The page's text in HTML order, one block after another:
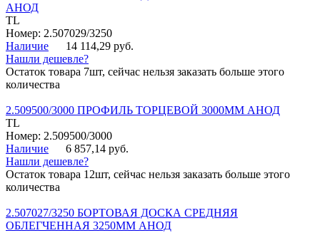
АНОД
TL
Номер: 2.507029/3250
Наличие
14 114,29 руб.
Нашли дешевле?
Остаток товара 7шт, сейчас нельзя заказать больше этого
количества
2.509500/3000 ПРОФИЛЬ ТОРЦЕВОЙ 3000ММ АНОД
TL
Номер: 2.509500/3000
Наличие
6 857,14 руб.
Нашли дешевле?
Остаток товара 12шт, сейчас нельзя заказать больше этого
количества
2.507027/3250 БОРТОВАЯ ДОСКА СРЕДНЯЯ
ОБЛЕГЧЕННАЯ 3250ММ АНОД